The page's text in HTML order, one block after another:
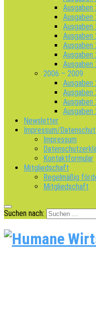
Ausgaben
Ausgaben
Ausgaben
Ausgaben
Ausgaben
Ausgaben
Ausgaben
2006 – 2009
Ausgaben
Ausgaben
Ausgaben
Ausgaben
Newsletter
Impressum/
Impressum
Kontaktformular
Mitgliedschaft
Regelmäßig
Mitgliedschaft
Suchen nach: